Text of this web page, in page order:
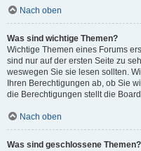
Nach oben
Was sind wichtige Themen?
Wichtige Themen eines Forums
sind nur auf der ersten Seite zu
weswegen Sie sie lesen sollten.
Ihren Berechtigungen ab, ob Sie
die Berechtigungen stellt die
Nach oben
Was sind geschlossene Themen?